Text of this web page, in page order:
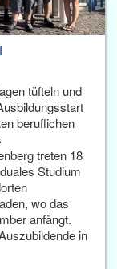
tüfteln und
beruflichen
treten 18
Studium
wo das
anfängt.
in